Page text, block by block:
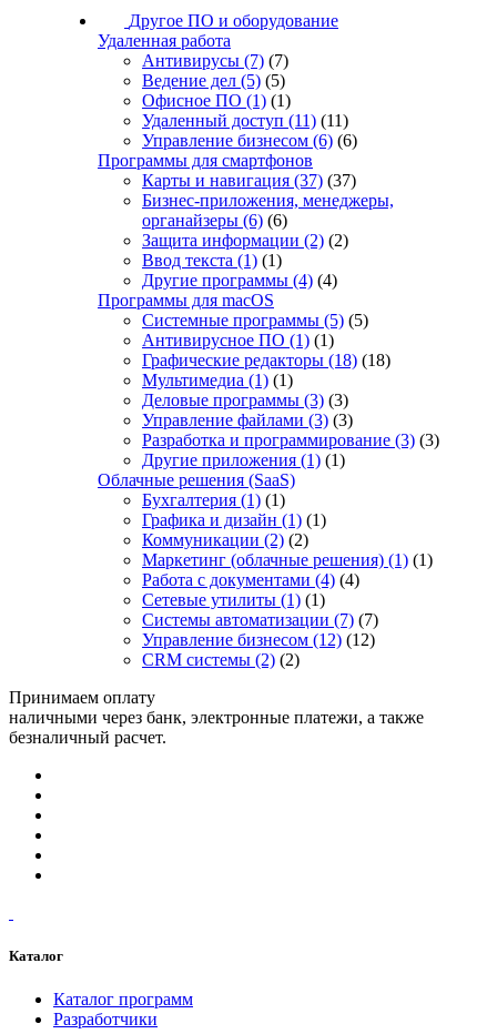
Другое ПО и оборудование
Удаленная работа
Антивирусы (7) (7)
Ведение дел (5) (5)
Офисное ПО (1) (1)
Удаленный доступ (11) (11)
Управление бизнесом (6) (6)
Программы для смартфонов
Карты и навигация (37) (37)
Бизнес-приложения, менеджеры,
органайзеры (6) (6)
Защита информации (2) (2)
Ввод текста (1) (1)
Другие программы (4) (4)
Программы для macOS
Системные программы (5) (5)
Антивирусное ПО (1) (1)
Графические редакторы (18) (18)
Мультимедиа (1) (1)
Деловые программы (3) (3)
Управление файлами (3) (3)
Разработка и программирование (3) (3)
Другие приложения (1) (1)
Облачные решения (SaaS)
Бухгалтерия (1) (1)
Графика и дизайн (1) (1)
Коммуникации (2) (2)
Маркетинг (облачные решения) (1) (1)
Работа с документами (4) (4)
Сетевые утилиты (1) (1)
Системы автоматизации (7) (7)
Управление бизнесом (12) (12)
CRM системы (2) (2)
Принимаем оплату
наличными через банк, электронные платежи, а также
безналичный расчет.
Каталог
Каталог программ
Разработчики